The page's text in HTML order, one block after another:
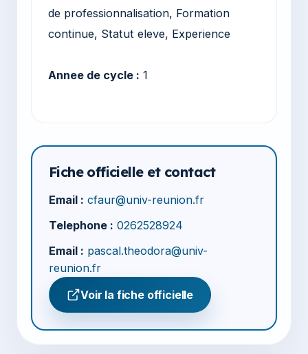
de professionnalisation, Formation
continue, Statut eleve, Experience
Annee de cycle : 1
Fiche officielle et contact
Email : cfaur@univ-reunion.fr
Telephone : 0262528924
Email : pascal.theodora@univ-
reunion.fr
Voir la fiche officielle